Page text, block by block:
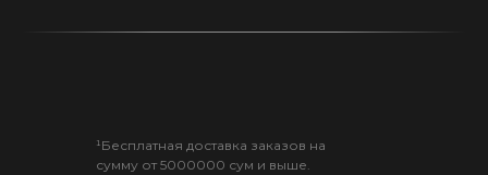
¹Бесплатная доставка заказов на
сумму от 5000000 сум и выше.